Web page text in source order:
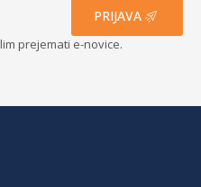
PRIJAVA
prejemati e-novice.